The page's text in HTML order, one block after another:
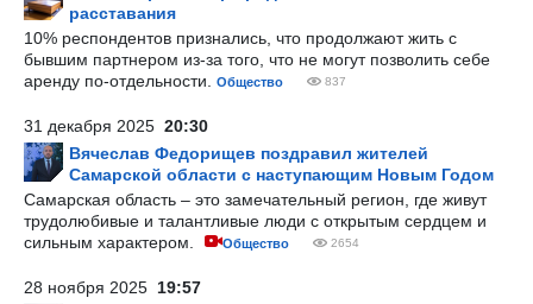
расставания
10% респондентов признались, что продолжают жить с
бывшим партнером из-за того, что не могут позволить себе
аренду по-отдельности.
Общество 837
31 декабря 2025 20:30
Вячеслав Федорищев поздравил жителей
Самарской области с наступающим Новым Годом
Самарская область – это замечательный регион, где живут
трудолюбивые и талантливые люди с открытым сердцем и
сильным характером.
Общество 2654
28 ноября 2025 19:57